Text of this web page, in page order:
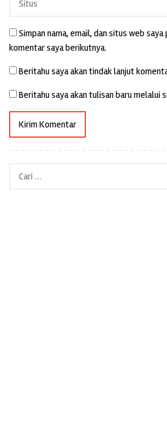
Simpan nama, email, dan situs web
komentar saya berikutnya.
Beritahu saya akan tindak lanjut
Beritahu saya akan tulisan baru melalui